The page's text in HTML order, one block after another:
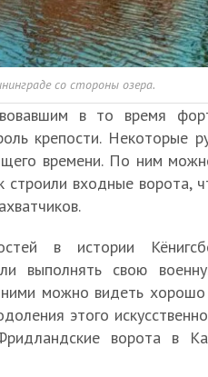
со стороны озера.
в то время
крепости. Некоторые
времени. По ним
строили входные ворота,
в истории
выполнять свою
можно видеть хорошо
этого
ворота в